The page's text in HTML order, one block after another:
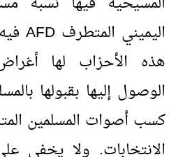
اليميني المتطرفAFD
هذه الأحزاب لها
الوصول إليها بقبولها
كسب أصوات المسلمين
الانتخابات. ولا يخفى